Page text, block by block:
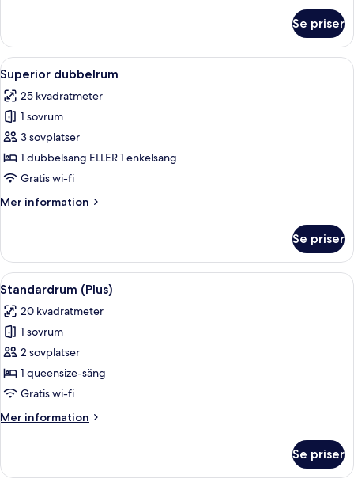
dubbelrum
Se priser
Öppna
alla
foton
för
Superior
dubbelrum
Ett hotellrum med en stor säng, två
4
Superior dubbelrum
25 kvadratmeter
1 sovrum
3 sovplatser
1 dubbelsäng ELLER 1 enkelsäng
Gratis wi-fi
Mer information
Mer
dubbelrum
Se priser
Öppna
alla
foton
för
Standardrum
(Plus)
Ett hotellrum med en säng, ett
6
Standardrum (Plus)
20 kvadratmeter
1 sovrum
2 sovplatser
1 queensize-säng
Gratis wi-fi
Mer information
Mer
(Plus)
Se priser